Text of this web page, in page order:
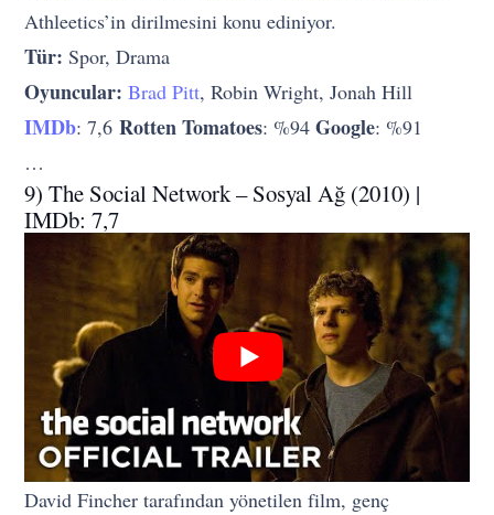
Athleetics’in dirilmesini konu ediniyor.
Tür: Spor, Drama
Oyuncular: Brad Pitt, Robin Wright, Jonah Hill
IMDb: 7,6Rotten Tomatoes: %94Google: %91
…
9) The Social Network – Sosyal Ağ (2010) |
IMDb: 7,7
David Fincher tarafından yönetilen film, genç